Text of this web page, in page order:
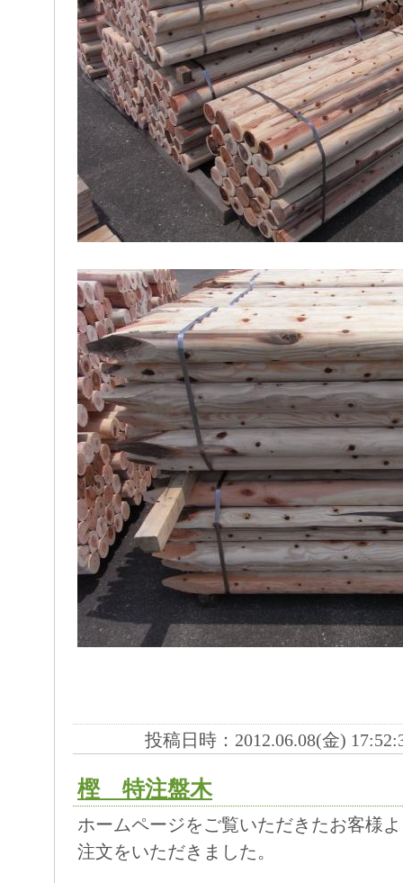
投稿日時：2012.06.08(金)
樫 特注盤木
ホームページをご覧いただきたお客様
注文をいただきました。